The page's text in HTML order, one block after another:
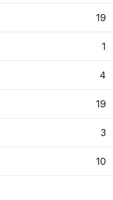
19
1
4
19
3
10